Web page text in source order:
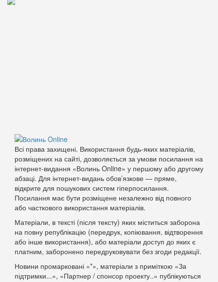
Всі права захищені. Використання будь-яких матеріалів,
розміщених на сайті, дозволяється за умови посилання на
інтернет-видання «Волинь Online» у першому або другому
абзаці. Для інтернет-видань обов’язкове — пряме,
відкрите для пошукових систем гіперпосилання.
Посилання має бути розміщене незалежно від повного
або часткового використання матеріалів.
Матеріали, в тексті (після тексту) яких міститься заборона
на повну републікацію (передрук, копіювання, відтворення
або інше використання), або матеріали доступ до яких є
платним, заборонено передруковувати без згоди редакції.
Новини промарковані «*», матеріали з приміткою «За
підтримки...», «Партнер / спонсор проекту..» публікуються